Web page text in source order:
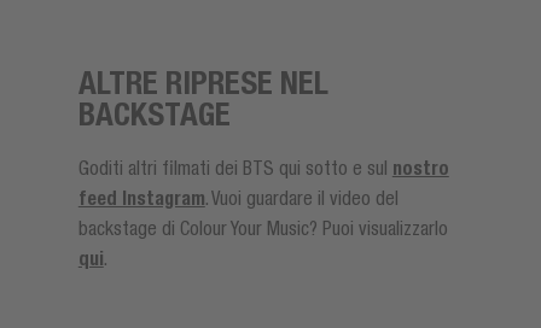
ALTRE RIPRESE NEL
BACKSTAGE
Goditi altri filmati dei BTS qui sotto e sul nostro
feed Instagram. Vuoi guardare il video del
backstage di Colour Your Music? Puoi visualizzarlo
qui.